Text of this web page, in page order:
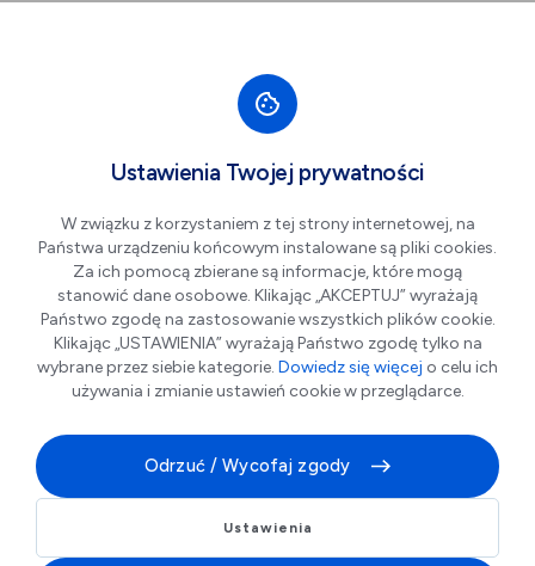
szukaną
frazę
poniżej
Pokaż filtry
Ustawienia Twojej prywatności
W związku z korzystaniem z tej strony internetowej, na
Państwa urządzeniu końcowym instalowane są pliki cookies.
Za ich pomocą zbierane są informacje, które mogą
stanowić dane osobowe. Klikając „AKCEPTUJ” wyrażają
Państwo zgodę na zastosowanie wszystkich plików cookie.
Klikając „USTAWIENIA” wyrażają Państwo zgodę tylko na
wybrane przez siebie kategorie. Dowiedz się więcej o celu ich
używania i zmianie ustawień cookie w przeglądarce.
Odrzuć / Wycofaj zgody
Ustawienia